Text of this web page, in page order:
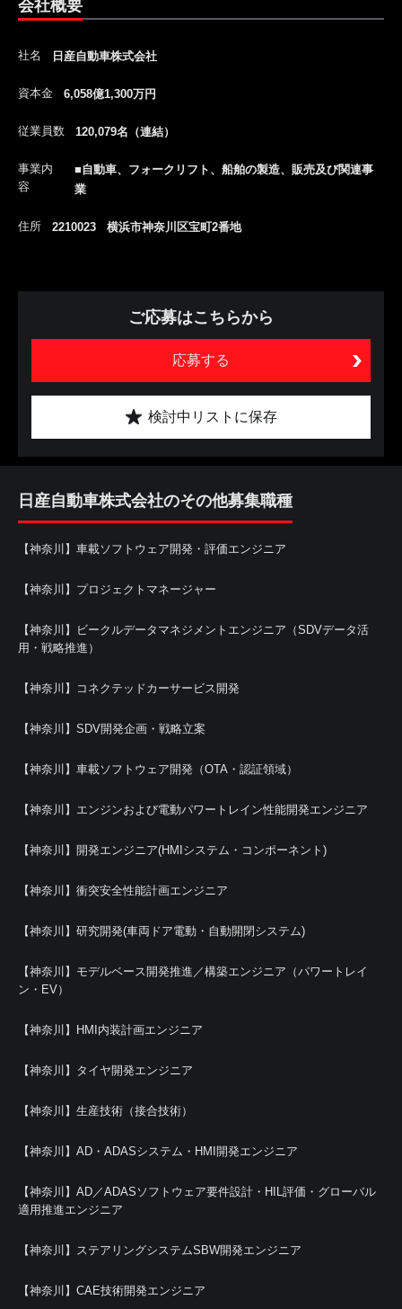
会社概要
社名 日産自動車株式会社
資本金 6,058億1,300万円
従業員数 120,079名（連結）
事業内
容
■自動車、フォークリフト、船舶の製造、販売及び関連事
業
住所 2210023 横浜市神奈川区宝町2番地
ご応募はこちらから
応募する
検討中リストに保存
日産自動車株式会社のその他募集職種
【神奈川】車載ソフトウェア開発・評価エンジニア
【神奈川】プロジェクトマネージャー
【神奈川】ビークルデータマネジメントエンジニア（SDVデータ活
用・戦略推進）
【神奈川】コネクテッドカーサービス開発
【神奈川】SDV開発企画・戦略立案
【神奈川】車載ソフトウェア開発（OTA・認証領域）
【神奈川】エンジンおよび電動パワートレイン性能開発エンジニア
【神奈川】開発エンジニア(HMIシステム・コンポーネント)
【神奈川】衝突安全性能計画エンジニア
【神奈川】研究開発(車両ドア電動・自動開閉システム)
【神奈川】モデルベース開発推進／構築エンジニア（パワートレイ
ン・EV）
【神奈川】HMI内装計画エンジニア
【神奈川】タイヤ開発エンジニア
【神奈川】生産技術（接合技術）
【神奈川】AD・ADASシステム・HMI開発エンジニア
【神奈川】AD／ADASソフトウェア要件設計・HIL評価・グローバル
適用推進エンジニア
【神奈川】ステアリングシステムSBW開発エンジニア
【神奈川】CAE技術開発エンジニア